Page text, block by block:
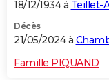
18/12/1934 à Teillet-
Décès
21/05/2024 à
Famille PIQUAND